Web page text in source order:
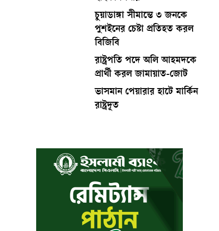
চুয়াডাঙ্গা সীমান্তে ৩ জনকে
পুশইনের চেষ্টা প্রতিহত করল
বিজিবি
রাষ্ট্রপতি পদে অলি আহমদকে
প্রার্থী করল জামায়াত-জোট
ভাসমান পেয়ারার হাটে মার্কিন
রাষ্ট্রদূত